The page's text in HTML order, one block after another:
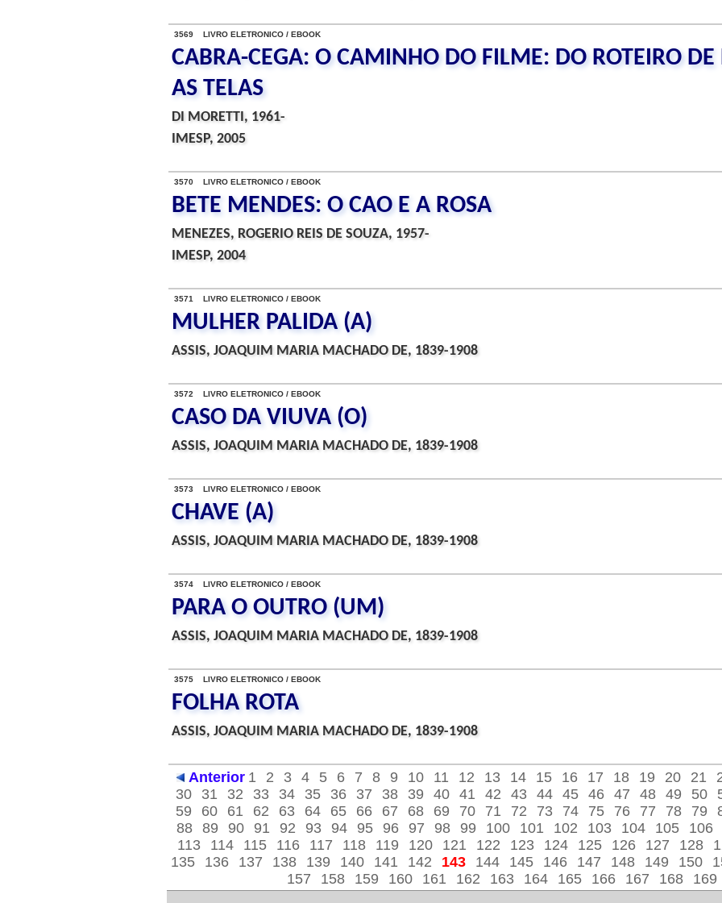
3569 LIVRO ELETRONICO / EBOOK
CABRA-CEGA: O CAMINHO DO FILME: DO ROTEIRO
AS TELAS
DI MORETTI, 1961-
IMESP, 2005
3570 LIVRO ELETRONICO / EBOOK
BETE MENDES: O CAO E A ROSA
MENEZES, ROGERIO REIS DE SOUZA, 1957-
IMESP, 2004
3571 LIVRO ELETRONICO / EBOOK
MULHER PALIDA (A)
ASSIS, JOAQUIM MARIA MACHADO DE, 1839-1908
3572 LIVRO ELETRONICO / EBOOK
CASO DA VIUVA (O)
ASSIS, JOAQUIM MARIA MACHADO DE, 1839-1908
3573 LIVRO ELETRONICO / EBOOK
CHAVE (A)
ASSIS, JOAQUIM MARIA MACHADO DE, 1839-1908
3574 LIVRO ELETRONICO / EBOOK
PARA O OUTRO (UM)
ASSIS, JOAQUIM MARIA MACHADO DE, 1839-1908
3575 LIVRO ELETRONICO / EBOOK
FOLHA ROTA
ASSIS, JOAQUIM MARIA MACHADO DE, 1839-1908
Anterior 1 2 3 4 5 6 7 8 9 10 11 12 13 14 15 16 17 18 19 20 21
30
31 32 33 34 35 36 37 38 39 40 41 42 43 44 45 46 47 48 49 50
59
60 61 62 63 64 65 66 67 68 69 70 71 72 73 74 75 76 77 78 79
88 89 90 91 92 93 94 95 96 97 98 99 100 101 102 103 104 105
106
113
114 115 116 117 118 119 120 121 122 123 124 125 126 127 128
135
136 137 138 139 140 141 142 143 144 145 146 147 148 149 150
157
158 159 160 161 162 163 164 165 166 167 168 169